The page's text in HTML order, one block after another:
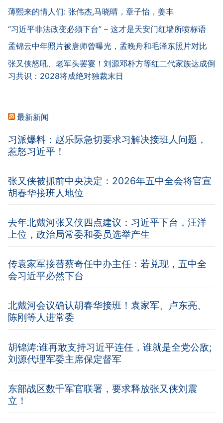
薄熙来的情人们: 张伟杰,马晓晴，章子怡，姜丰
“习近平非法政变必须下台” – 这才是天安门红墙所喷标语
孟锦云中年照片被唐师曾曝光，孟晚舟和毛泽东照片对比
张又侠怒吼、老军头罢宴！刘源邓朴方等红二代家族达成倒
习共识：2028将成绝对独裁末日
最新新闻
习派爆料：赵乐际急切要求习解决接班人问题，
惹怒习近平！
张又侠被抓前中央决定：2026年五中全会将官宣
胡春华接班人地位
去年北戴河张又侠四点建议：习近平下台，汪洋
上位，政治局常委和委员选举产生
传袁家军接替蔡奇任中办主任：若兑现，五中全
会习近平必然下台
北戴河会议确认胡春华接班！袁家军、卢东亮、
陈刚等人进常委
胡锦涛:谁再敢支持习近平连任，谁就是全党公敌;
刘源代理军委主席保定督军
东部战区数千军官联署，要求释放张又侠刘震
立！